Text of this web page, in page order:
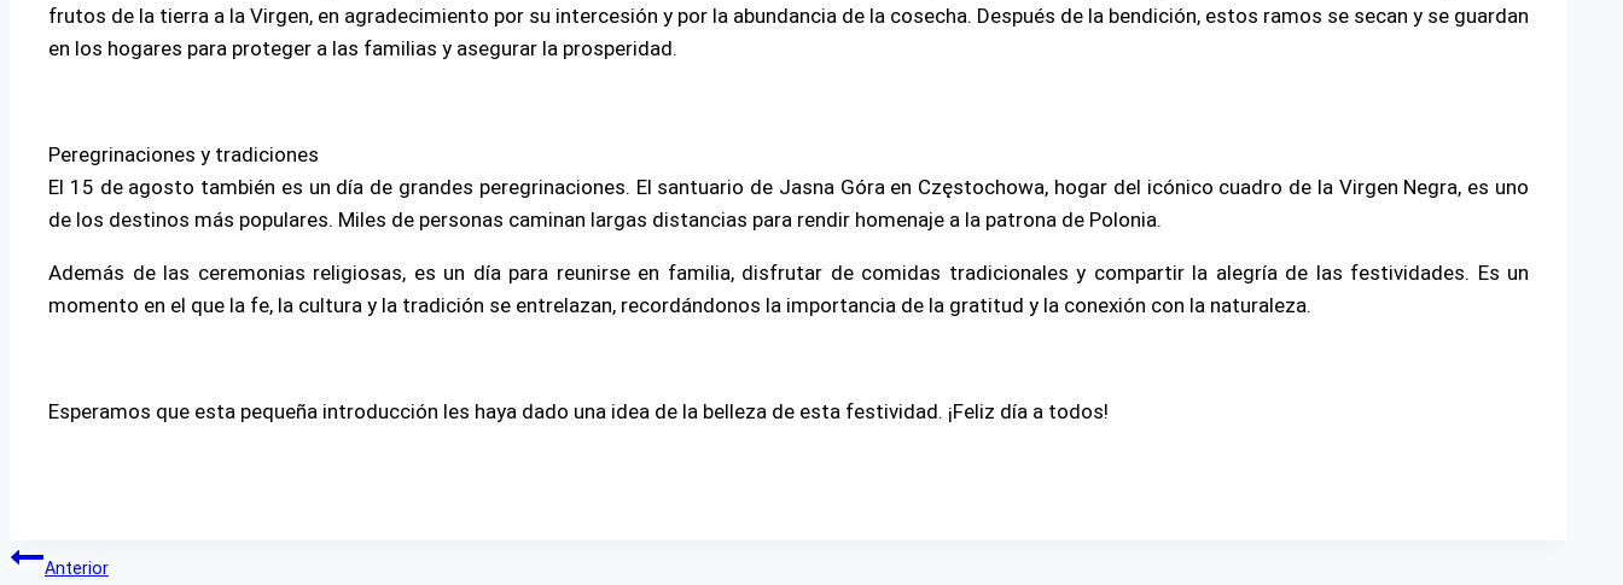
frutos de la tierra a la Virgen, en agradecimiento por su intercesión y por la abundancia de la cosecha. Después de la bendición, estos ramos se secan y se guardan
en los hogares para proteger a las familias y asegurar la prosperidad.
Peregrinaciones y tradiciones
El 15 de agosto también es un día de grandes peregrinaciones. El santuario de Jasna Góra en Częstochowa, hogar del icónico cuadro de la Virgen Negra, es uno
de los destinos más populares. Miles de personas caminan largas distancias para rendir homenaje a la patrona de Polonia.
Además de las ceremonias religiosas, es un día para reunirse en familia, disfrutar de comidas tradicionales y compartir la alegría de las festividades. Es un
momento en el que la fe, la cultura y la tradición se entrelazan, recordándonos la importancia de la gratitud y la conexión con la naturaleza.
Esperamos que esta pequeña introducción les haya dado una idea de la belleza de esta festividad. ¡Feliz día a todos!
Navegación
Anterior